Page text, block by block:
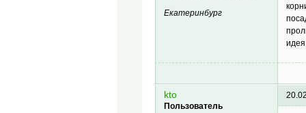
Екатеринбург
kto
Пользователь